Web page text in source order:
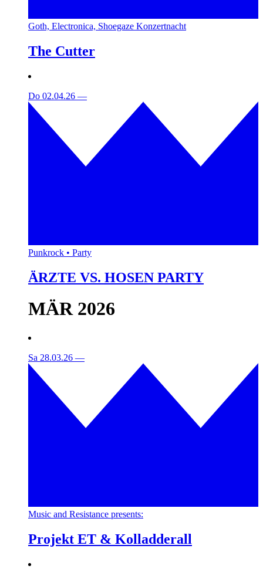
Goth, Electronica, Shoegaze Konzertnacht
The Cutter
Do 02.04.26 —
Punkrock • Party
ÄRZTE VS. HOSEN PARTY
MÄR 2026
Sa 28.03.26 —
Music and Resistance presents:
Projekt ET & Kolladderall